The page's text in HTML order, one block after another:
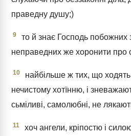
праведну душу;)
9
то й знає Господь побожних
неправедних же хоронити
10
найбільше ж тих, що ходять
нечистому хотїнню, і
сьміливі, самолюбні, не
11
хоч ангели, кріпостю і